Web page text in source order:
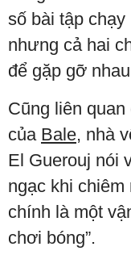
số bài tập
nhưng cả hai
để gặp gỡ
Cũng liên
của Bale, nhà
El Guerouj nói
ngạc khi
chính là một
chơi bóng”.